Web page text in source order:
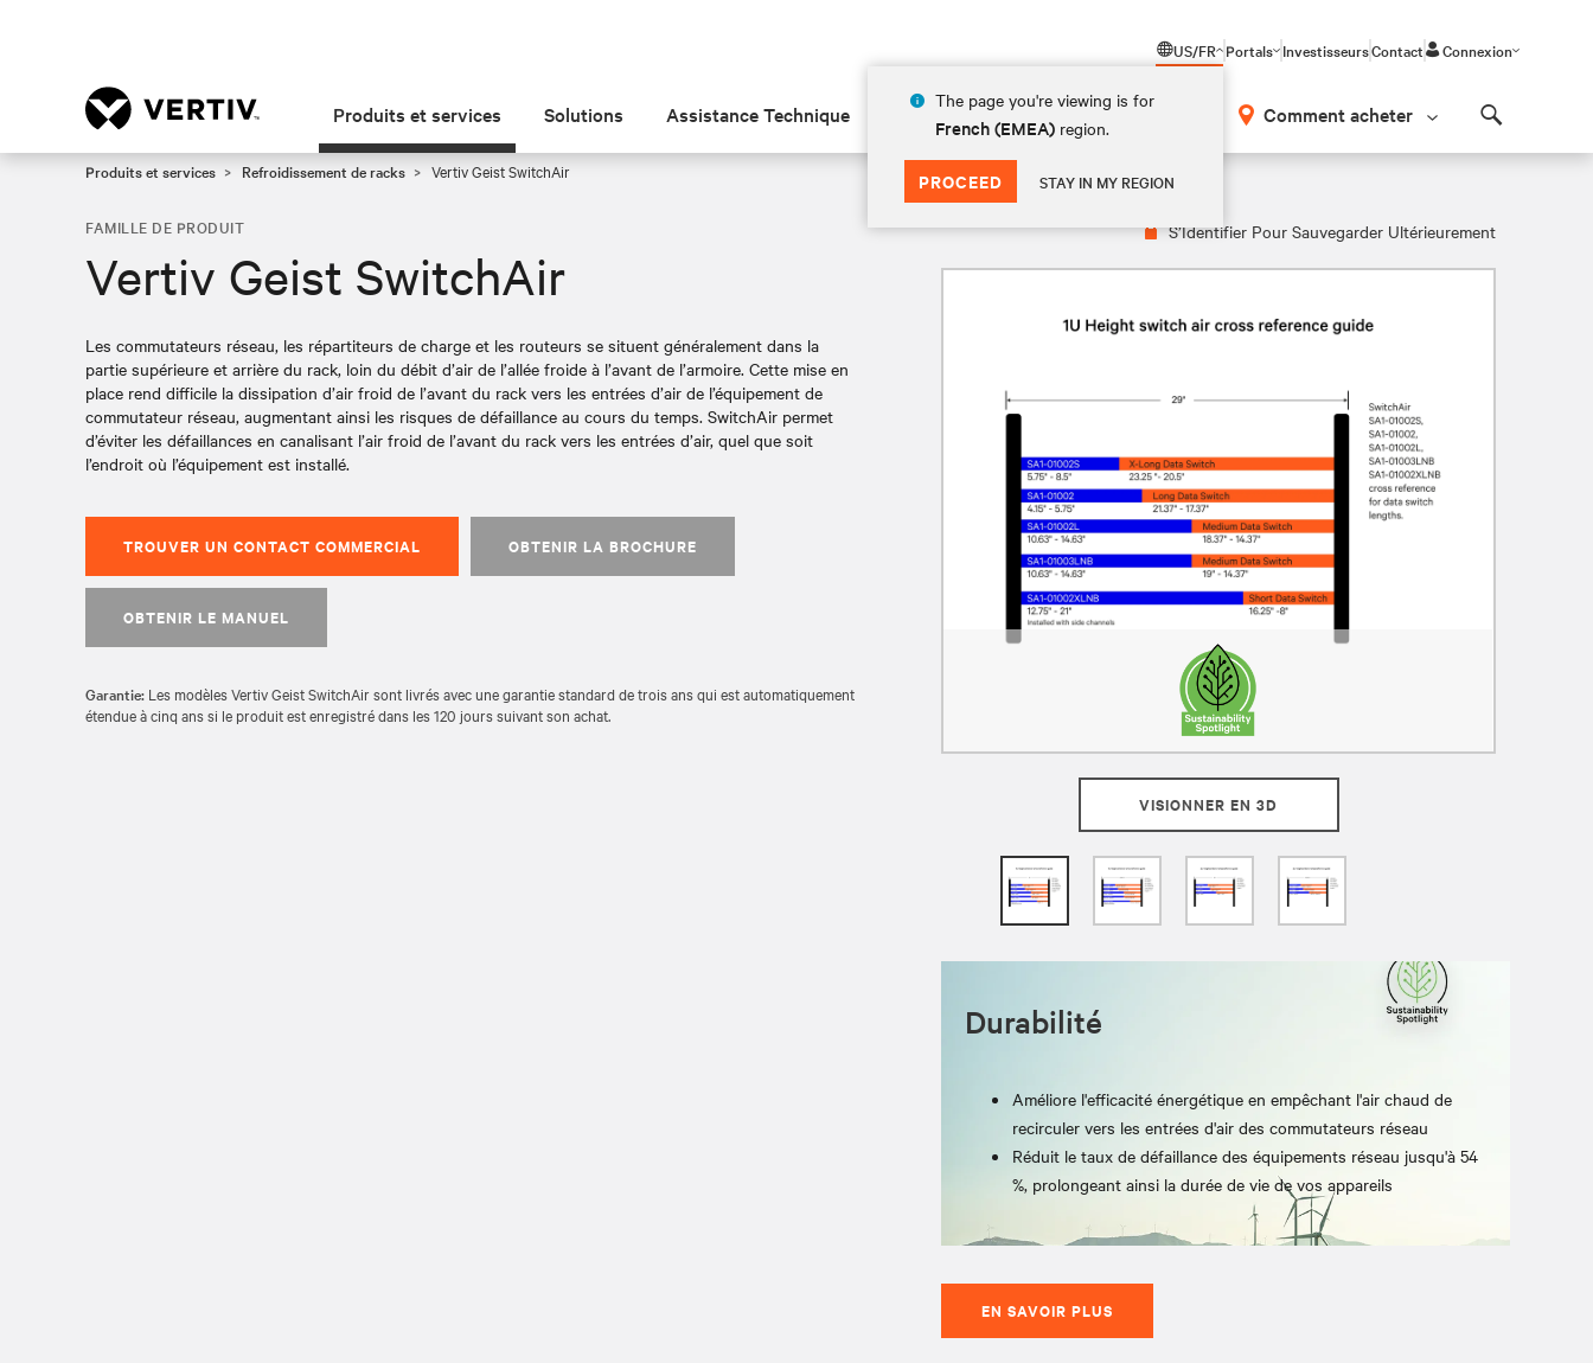
US/FR
The page you're viewing is for
French (EMEA) region.
PROCEED STAY IN MY REGION
Portals InvestisseursContact Connexion
Produits et services Solutions Assistance Technique Insights À propos Comment acheter
Produits et services Refroidissement de racks Vertiv Geist SwitchAir
S’Identifier Pour Sauvegarder Ultérieurement
VISIONNER EN 3D
Durabilité
Améliore l'efficacité énergétique en empêchant l'air chaud de
recirculer vers les entrées d'air des commutateurs réseau
Réduit le taux de défaillance des équipements réseau jusqu'à 54
%, prolongeant ainsi la durée de vie de vos appareils
EN SAVOIR PLUS
FAMILLE DE PRODUIT
Vertiv Geist SwitchAir
Les commutateurs réseau, les répartiteurs de charge et les routeurs se situent généralement dans la
partie supérieure et arrière du rack, loin du débit d’air de l’allée froide à l’avant de l’armoire. Cette mise en
place rend difficile la dissipation d’air froid de l’avant du rack vers les entrées d’air de l’équipement de
commutateur réseau, augmentant ainsi les risques de défaillance au cours du temps. SwitchAir permet
d’éviter les défaillances en canalisant l’air froid de l’avant du rack vers les entrées d’air, quel que soit
l’endroit où l’équipement est installé.
TROUVER UN CONTACT COMMERCIAL OBTENIR LA BROCHURE
OBTENIR LE MANUEL
Garantie: Les modèles Vertiv Geist SwitchAir sont livrés avec une garantie standard de trois ans qui est automatiquement
étendue à cinq ans si le produit est enregistré dans les 120 jours suivant son achat.